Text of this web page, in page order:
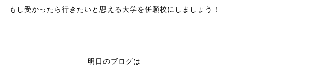
もし受かったら行きたいと思える大学を併願校にしましょう！
明日のブログは